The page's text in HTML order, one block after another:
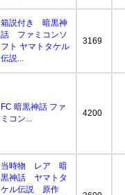
箱説付き 暗黒神
話 ファミコンソ
フト ヤマトタケル
伝説...
3169
FC 暗黒神話 ファ
ミコン...
4200
当時物 レア 暗
黒神話 ヤマトタ
ケル伝説 原作